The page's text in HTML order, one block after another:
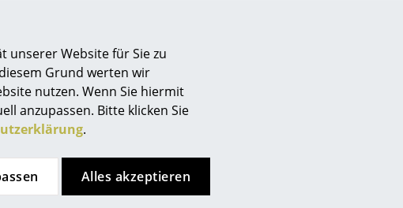
unserer Website für Sie zu
Grund werten wir
nutzen. Wenn Sie hiermit
anzupassen. Bitte klicken Sie
.
Alles akzeptieren
der Gloster Teakholz-Möbel auf firmeneigenen Plantagen
Qualität jedes einzelnen Baumstammes.